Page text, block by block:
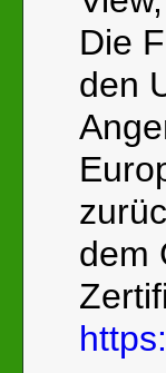
Die
den
dem